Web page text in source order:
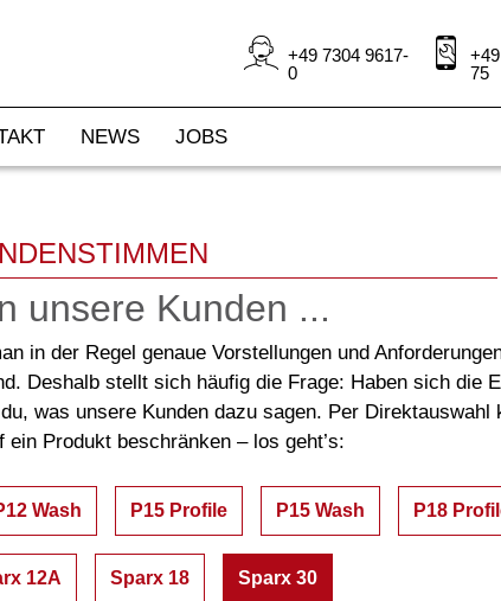
75
+49 7304 9617-
0
NEWS JOBS
unsere Kunden ...
in der Regel genaue Vorstellungen und
Deshalb stellt sich häufig die Frage: Haben sich die
was unsere Kunden dazu sagen. Per Direktauswahl
ein Produkt beschränken – los geht’s:
Wash P15 Profile P15 Wash P18
12A Sparx 18 Sparx 30